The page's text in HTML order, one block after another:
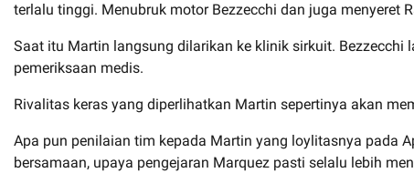
terlalu tinggi. Menubruk motor Bezzecchi dan juga menyeret
Saat itu Martin langsung dilarikan ke klinik sirkuit.
pemeriksaan medis.
Rivalitas keras yang diperlihatkan Martin sepertinya akan
Apa pun penilaian tim kepada Martin yang loylitasnya pada
bersamaan, upaya pengejaran Marquez pasti selalu lebih